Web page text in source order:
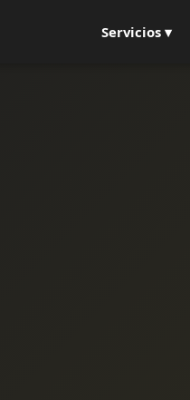
Servicios ▾